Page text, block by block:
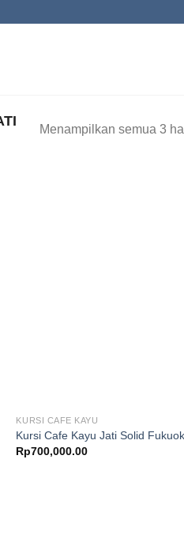
Menampilkan semua 3
KURSI CAFE KAYU
Kursi Cafe Kayu Jati Solid
Rp700,000.00